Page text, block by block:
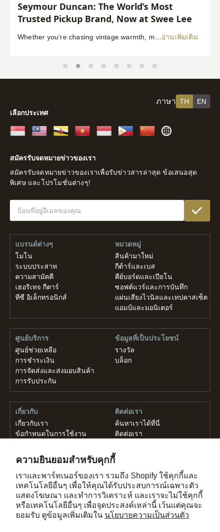
ความยินยอมสำหรับคุกกี้
เราและพาร์ทเนอร์ของเรา รวมถึง Shopify ใช้คุกกี้และ
เทคโนโลยีอื่นๆ เพื่อให้คุณได้รับประสบการณ์เฉพาะตัว
แสดงโฆษณา และทำการวิเคราะห์ และเราจะไม่ใช้คุกกี้
หรือเทคโนโลยีอื่นๆ เพื่อจุดประสงค์เหล่านี้ เว้นแต่คุณจะ
ยอมรับ ดูข้อมูลเพิ่มเติมใน นโยบายความเป็นส่วนตัว
Seymour Duncan: The World’s Most
Trusted Pickup Brand, Now at Swee Lee
อ่านเพิ่มเติม
ภาษา TH EN
เลือกประเทศ
เหลือ
สมัครรับจดหมายข่าวของเรา
สมัครรับจดหมายข่าวของเราเพื่อรับข่าวสารล่าสุด ข้อเสนอสุด
พิเศษ และโปรโมชั่นต่างๆ!
แบรนด์ต่างๆ
โมโน
ระบบประสาท
ความสามัคคี
เฮอริเทจ กีตาร์
ทีซี อิเล็กทรอนิกส์
หมวดหมู่
สินค้ามาใหม่
กีต้าร์และเบส
คีย์บอร์ดและเปียโน
ซอฟต์แวร์และการบันทึก
แผ่นเสียงไวนิลและเทปคาสเซ็ต
แอมป์และมอนิเตอร์
ศูนย์บริการ
ศูนย์ช่วยเหลือ
การชำระเงิน
การจัดส่งและส่งมอบสินค้า
การรับประกัน
ข้อมูลที่เป็นประโยชน์
รางวัล
บล็อก
เกี่ยวกับ
เกี่ยวกับเรา
ข้อกำหนดในการใช้งาน
กด
ติดต่อเรา
ค้นหาเราได้ที่นี่
ติดต่อเรา
ลิขสิทธิ์ © 2026, GadHouse Co., Ltd
976/9 ถ.ริมคลองสามเสน บางกะปิ ห้วยขวาง
กรุงเทพฯ 10310 ประเทศไทย